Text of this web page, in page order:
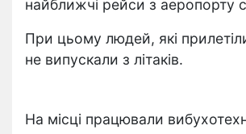
найближчі рейси з аеропорту
При цьому людей, які
не випускали з літаків.
На місці працювали